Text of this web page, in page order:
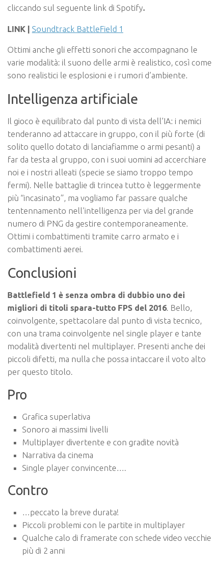
cliccando sul seguente link di Spotify.
LINK | Soundtrack BattleField 1
Ottimi anche gli effetti sonori che accompagnano le
varie modalità: il suono delle armi è realistico, così come
sono realistici le esplosioni e i rumori d’ambiente.
Intelligenza artificiale
Il gioco è equilibrato dal punto di vista dell’IA: i nemici
tenderanno ad attaccare in gruppo, con il più forte (di
solito quello dotato di lanciafiamme o armi pesanti) a
far da testa al gruppo, con i suoi uomini ad accerchiare
noi e i nostri alleati (specie se siamo troppo tempo
fermi). Nelle battaglie di trincea tutto è leggermente
più “incasinato”, ma vogliamo far passare qualche
tentennamento nell’intelligenza per via del grande
numero di PNG da gestire contemporaneamente.
Ottimi i combattimenti tramite carro armato e i
combattimenti aerei.
Conclusioni
Battlefield 1 è senza ombra di dubbio uno dei
migliori di titoli spara-tutto FPS del 2016. Bello,
coinvolgente, spettacolare dal punto di vista tecnico,
con una trama coinvolgente nel single player e tante
modalità divertenti nel multiplayer. Presenti anche dei
piccoli difetti, ma nulla che possa intaccare il voto alto
per questo titolo.
Pro
Grafica superlativa
Sonoro ai massimi livelli
Multiplayer divertente e con gradite novità
Narrativa da cinema
Single player convincente….
Contro
…peccato la breve durata!
Piccoli problemi con le partite in multiplayer
Qualche calo di framerate con schede video vecchie
più di 2 anni